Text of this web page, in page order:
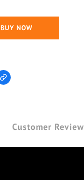
BUY NOW
Customer